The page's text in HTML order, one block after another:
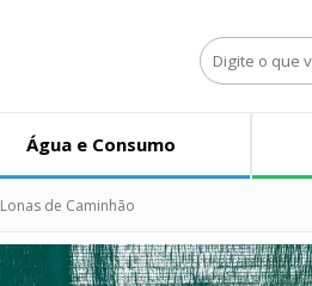
Água e Consumo
Lonas de Caminhão